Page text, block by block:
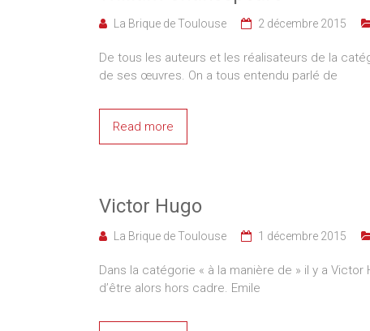
La Brique de Toulouse 2 décembre 2015
De tous les auteurs et les réalisateurs de la
de ses œuvres. On a tous entendu parlé de
Read more
Victor Hugo
La Brique de Toulouse 1 décembre 2015
Dans la catégorie « à la manière de » il y a
d’être alors hors cadre. Emile